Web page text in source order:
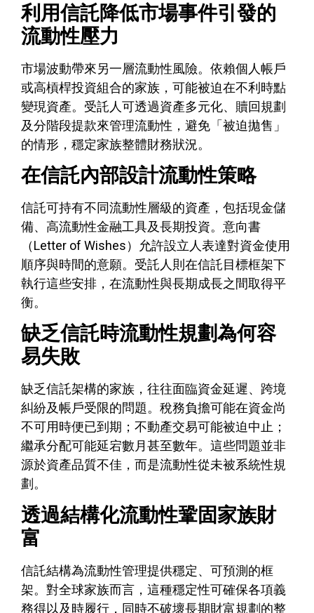
利用信託降低市場事件引發的
流動性壓力
市場波動帶來另一層流動性風險。依賴個人帳戶
或高槓桿投資組合的家族，可能被迫在不利時點
變現資產。受託人可透過資產多元化、贖回規劃
及分階段提款來管理流動性，避免「被迫拋售」
的情形，穩定家族整體財務狀況。
在信託內部設計流動性策略
信託可持有不同流動性層級的資產，包括現金儲
備、高流動性金融工具及長期投資。意向書
（Letter of Wishes）允許設立人表達對資金使用
順序與時間的意願。受託人則在信託目標框架下
執行這些安排，在流動性與長期成長之間取得平
衡。
缺乏信託時流動性規劃為何容
易失敗
缺乏信託架構的家族，往往面臨資金延遲、跨境
糾紛及帳戶受限的問題。稅務負擔可能在資金尚
不可用時便已到期；不動產交易可能被迫中止；
繼承分配可能延宕數月甚至數年。這些問題並非
源於資產品質不佳，而是流動性從未被系統性規
劃。
透過結構化流動性鞏固家族財
富
信託結構為流動性管理提供穩定、可預測的框
架。對全球家族而言，這種穩定性可確保各項義
務得以及時履行，同時不破壞長期財富規劃的整